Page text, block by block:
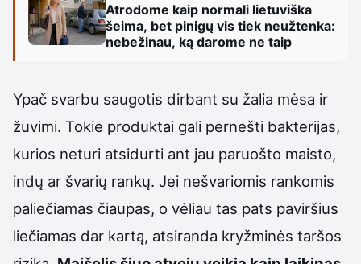
Atrodome kaip normali lietuviška
šeima, bet pinigų vis tiek neužtenka:
nebežinau, ką darome ne taip
Ypač svarbu saugotis dirbant su žalia mėsa ir
žuvimi. Tokie produktai gali pernešti bakterijas,
kurios neturi atsidurti ant jau paruošto maisto,
indų ar švarių rankų. Jei nešvariomis rankomis
paliečiamas čiaupas, o vėliau tas pats paviršius
liečiamas dar kartą, atsiranda kryžminės taršos